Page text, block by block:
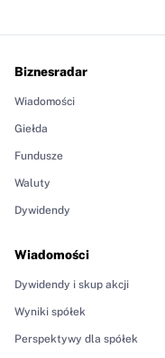
Biznesradar
Wiadomości
Giełda
Fundusze
Waluty
Dywidendy
Wiadomości
Dywidendy i skup akcji
Wyniki spółek
Perspektywy dla spółek